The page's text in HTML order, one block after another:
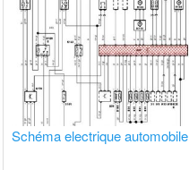
Schéma electrique automobile